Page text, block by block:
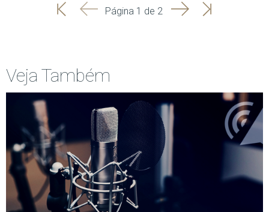
'
'
Página 1 de 2 SeguinteÚltima
Veja Também